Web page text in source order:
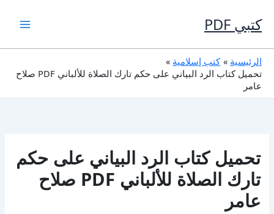
إلى
المحتوى
كتبي PDF
الرئيسية
كتب إسلامية
تحميل كتاب الرد البياني على حكم تارك الصلاة للألباني PDF صلاح
عامر
تحميل كتاب الرد البياني على حكم
تارك الصلاة للألباني PDF صلاح
عامر